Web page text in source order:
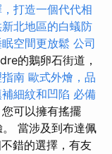
打造一個代代相
北地區的白蟻防
空間更放鬆 公司
的鵝卵石街道，
南 歐式外燴，品
細紋和凹陷 必備
可以擁有搖擺
當涉及到布達佩
錯的選擇，有友